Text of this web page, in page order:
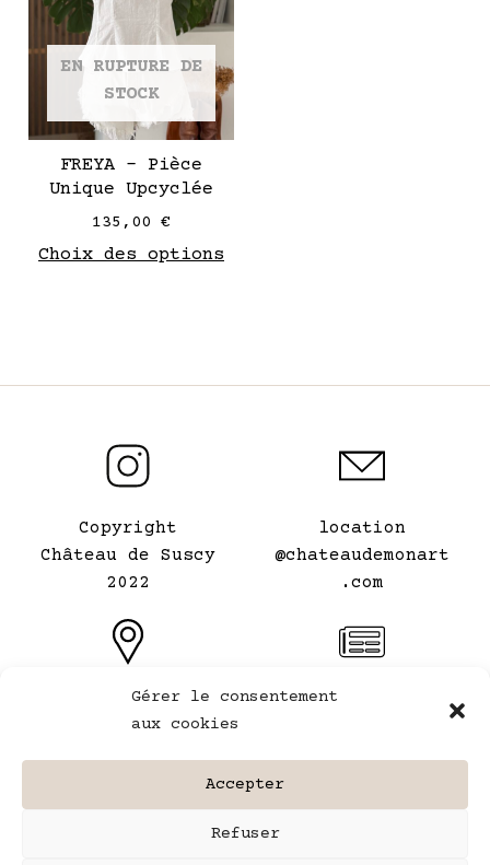
Gérer le consentement
aux cookies
Accepter
Refuser
EN RUPTURE DE
STOCK
FREYA – Pièce
Unique Upcyclée
135,00 €
Choix des options
Les
peuvent
être
produit
Copyright
Château de Suscy
2022
location
@chateaudemonart
.com
Le Château de mon
Art
⠀
Conditions
location
Mentions légales